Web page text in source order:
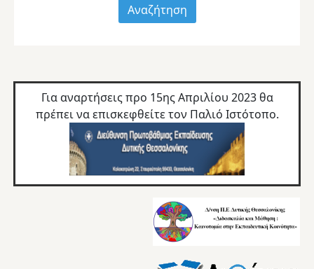
Για αναρτήσεις προ 15ης Απριλίου 2023 θα
πρέπει να επισκεφθείτε τον Παλιό Ιστότοπο.